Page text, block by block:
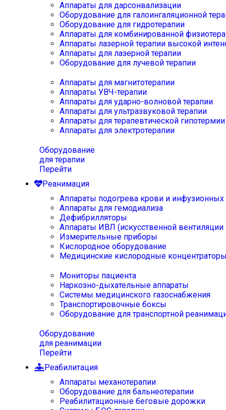
Аппараты для дарсонвализации
Оборудование для галоингаляционной
Оборудование для гидротерапии
Аппараты для комбинированной
Аппараты лазерной терапии высокой
Аппараты для лазерной терапии
Оборудование для лучевой терапии
Аппараты для магнитотерапии
Аппараты УВЧ-терапии
Аппараты для ударно-волновой терапии
Аппараты для ультразвуковой терапии
Аппараты для терапевтической
Аппараты для электротерапии
Оборудование
для терапии
Перейти
Реанимация
Аппараты подогрева крови и инфузионных
Аппараты для гемодиализа
Дефибрилляторы
Аппараты ИВЛ (искусственной вентиляции
Измерительные приборы
Кислородное оборудование
Медицинские кислородные
Мониторы пациента
Наркозно-дыхательные аппараты
Системы медицинского газоснабжения
Транспортировочные боксы
Оборудование для транспортной
Оборудование
для реанимации
Перейти
Реабилитация
Аппараты механотерапии
Оборудование для бальнеотерапии
Реабилитационные беговые дорожки